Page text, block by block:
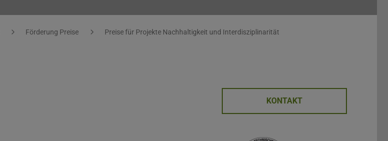
Förderung Preise
Preise für Projekte Nachhaltigkeit und Interdisziplinarität
KONTAKT